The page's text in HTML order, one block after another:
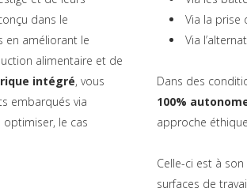
dans le
en améliorant le
alimentaire et de
intégré, vous
embarqués via
le cas
Via la prise
Via
Dans des
100%
approche
Celle-ci est à
surfaces de